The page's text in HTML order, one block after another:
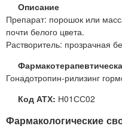
Описание
Препарат: порошок или
почти белого цвета.
Растворитель: прозрачная
Гонадотропин-рилизинг
Код АТХ: Н01СС02
Фармакологические